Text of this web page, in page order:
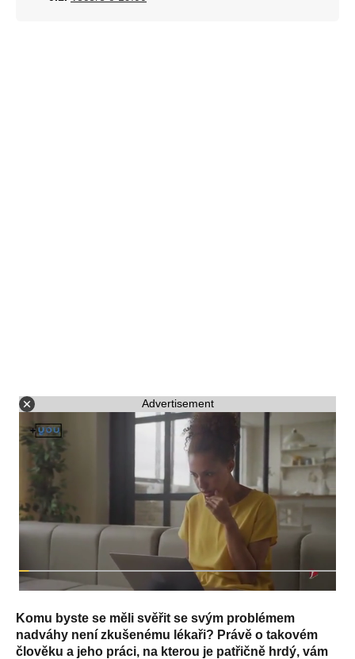
Advertisement
Komu byste se měli svěřit se svým problémem
nadváhy není zkušenému lékaři? Právě o takovém
člověku a jeho práci, na kterou je patřičně hrdý, vám